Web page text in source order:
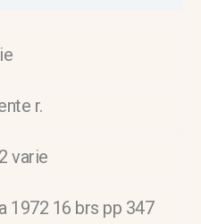
r.
varie
1972 16 brs pp 347